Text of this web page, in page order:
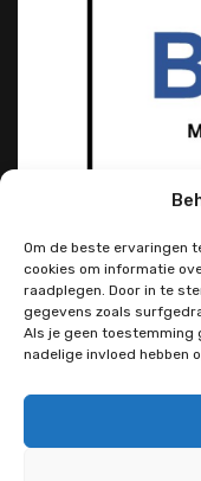
Om de beste ervaringen
cookies om informatie
raadplegen. Door in te
gegevens zoals
Als je geen
nadelige invloed hebben